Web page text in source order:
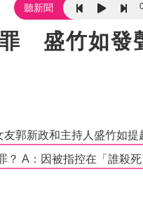
聽新聞
盛竹如發